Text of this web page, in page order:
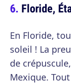
Floride,
En Floride,
soleil ! La
de
Mexique.